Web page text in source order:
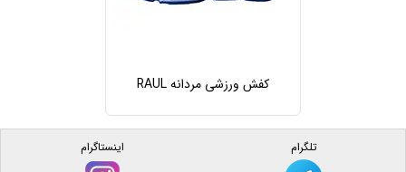
کفش ورزشی مردانه RAUL
تلگرام اینستاگرام